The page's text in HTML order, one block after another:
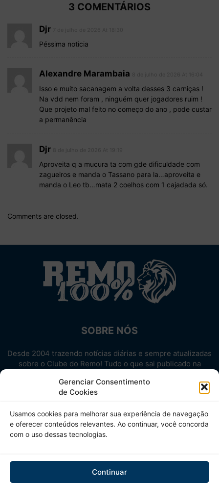
Gerenciar Consentimento
de Cookies
Usamos cookies para melhorar sua experiência de navegação
e oferecer conteúdos relevantes. Ao continuar, você concorda
com o uso dessas tecnologias.
Continuar
3 COMENTÁRIOS
Djr
Péssima noticia
Alexandre Marambaia
Isso e muito sacanagem a volta desses 3 carniças !
Na vdd nem foram , ninguém quer jogadores ruim !
Que projeto mal feito no começo do ano , pode custar
a permanência
Djr
Aproveita q a mucura ta com gde dificuldade com
zagueiros e manda o Tassano para la…aproveita e
manda o Leo tb…mata 2 coelhos com 1 cajadada só.
Comments are closed.
SOBRE NÓS
Desde 2004 trazendo notícias diárias e sempre atualizadas
sobre o Clube do Remo! Tudo o que sai publicado na
Aproveite! Site não-oficial.
SIGA-NOS